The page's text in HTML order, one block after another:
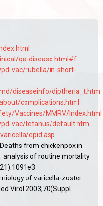
qa-disease.html#f
vac/rubella/in-short-
diseaseinfo/diptheria_t.htm
complications.html
Vaccines/MMRV/Index.html
vac/tetanus/default.htm
epid.asp
from chickenpox in
analysis of routine mortality
of varicella-zoster
Virol 2003;70(Suppl.